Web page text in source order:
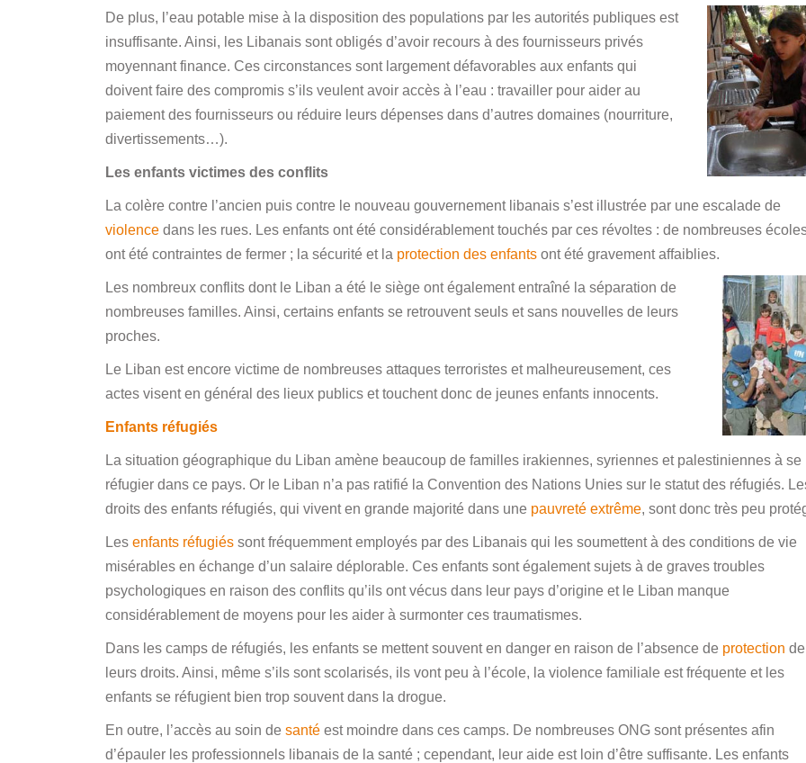
De plus, l’eau potable mise à la disposition des populations par les autorités publiques est
insuffisante. Ainsi, les Libanais sont obligés d’avoir recours à des fournisseurs privés
moyennant finance. Ces circonstances sont largement défavorables aux enfants qui
doivent faire des compromis s’ils veulent avoir accès à l’eau : travailler pour aider au
paiement des fournisseurs ou réduire leurs dépenses dans d’autres domaines (nourriture,
divertissements…).
Les enfants victimes des conflits
La colère contre l’ancien puis contre le nouveau gouvernement libanais s’est illustrée par une escalade de
violence dans les rues. Les enfants ont été considérablement touchés par ces révoltes : de nombreuses
ont été contraintes de fermer ; la sécurité et la protection des enfants ont été gravement affaiblies.
Les nombreux conflits dont le Liban a été le siège ont également entraîné la séparation de
nombreuses familles. Ainsi, certains enfants se retrouvent seuls et sans nouvelles de leurs
proches.
Le Liban est encore victime de nombreuses attaques terroristes et malheureusement, ces
actes visent en général des lieux publics et touchent donc de jeunes enfants innocents.
Enfants réfugiés
La situation géographique du Liban amène beaucoup de familles irakiennes, syriennes et palestiniennes à se
réfugier dans ce pays. Or le Liban n’a pas ratifié la Convention des Nations Unies sur le statut des réfugiés.
droits des enfants réfugiés, qui vivent en grande majorité dans une pauvreté extrême, sont donc très peu
Les enfants réfugiés sont fréquemment employés par des Libanais qui les soumettent à des conditions de vie
misérables en échange d’un salaire déplorable. Ces enfants sont également sujets à de graves troubles
psychologiques en raison des conflits qu’ils ont vécus dans leur pays d’origine et le Liban manque
considérablement de moyens pour les aider à surmonter ces traumatismes.
Dans les camps de réfugiés, les enfants se mettent souvent en danger en raison de l’absence de protection de
leurs droits. Ainsi, même s’ils sont scolarisés, ils vont peu à l’école, la violence familiale est fréquente et les
enfants se réfugient bien trop souvent dans la drogue.
En outre, l’accès au soin de santé est moindre dans ces camps. De nombreuses ONG sont présentes afin
d’épauler les professionnels libanais de la santé ; cependant, leur aide est loin d’être suffisante. Les enfants